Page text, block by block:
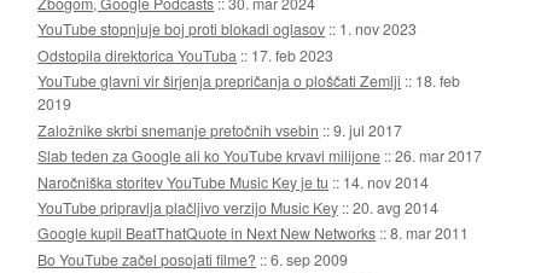
YouTube stopnjuje boj proti blokadi oglasov :: 1. nov 2023
Odstopila direktorica YouTuba :: 17. feb 2023
YouTube glavni vir širjenja prepričanja o ploščati Zemlji :: 18. feb
2019
Založnike skrbi snemanje pretočnih vsebin ::9. jul 2017
Slab teden za Google ali ko YouTube krvavi milijone ::26. mar 2017
Naročniška storitev YouTube Music Key je tu :: 14. nov 2014
YouTube pripravlja plačljivo verzijo Music Key ::20. avg 2014
Google kupil BeatThatQuote in Next New Networks ::8. mar 2011
Bo YouTube začel posojati filme? ::6. sep 2009